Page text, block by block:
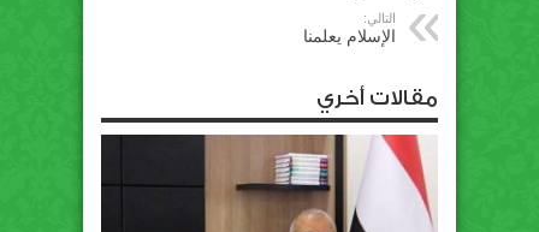
التالي:
الإسلام يعلمنا
مقالات أخري